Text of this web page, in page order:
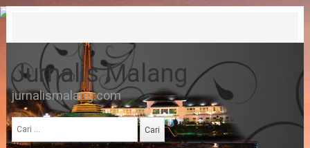
Jurnalis Malang
jurnalismalang.com
Cari
untuk: